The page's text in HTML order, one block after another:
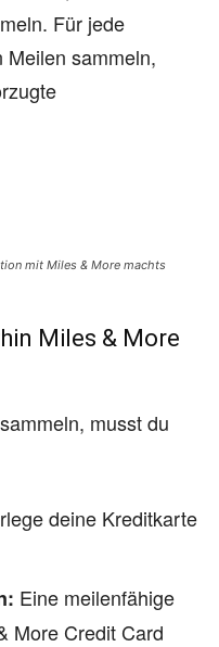
Für jede
Meilen sammeln,
mit Miles & More machts
Miles & More
musst du
deine Kreditkarte
Eine meilenfähige
More Credit Card